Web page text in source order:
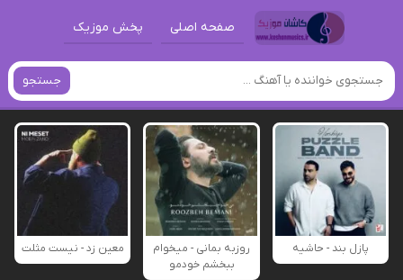
صفحه اصلی پخش موزیک
جستجو
پازل بند - حاشیه
روزبه بمانی - میخوام
ببخشم خودمو
معین زد - نیست مثلت